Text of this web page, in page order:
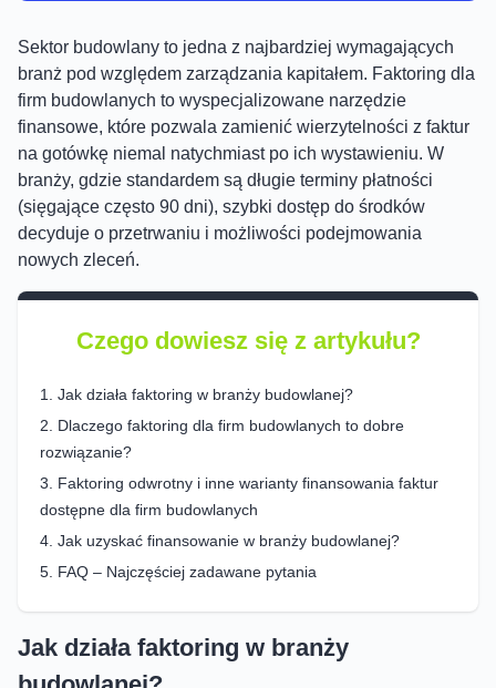
Sektor budowlany to jedna z najbardziej wymagających
branż pod względem zarządzania kapitałem. Faktoring dla
firm budowlanych to wyspecjalizowane narzędzie
finansowe, które pozwala zamienić wierzytelności z faktur
na gotówkę niemal natychmiast po ich wystawieniu. W
branży, gdzie standardem są długie terminy płatności
(sięgające często 90 dni), szybki dostęp do środków
decyduje o przetrwaniu i możliwości podejmowania
nowych zleceń.
Czego dowiesz się z artykułu?
Jak działa faktoring w branży budowlanej?
Dlaczego faktoring dla firm budowlanych to dobre
rozwiązanie?
Faktoring odwrotny i inne warianty finansowania faktur
dostępne dla firm budowlanych
Jak uzyskać finansowanie w branży budowlanej?
FAQ – Najczęściej zadawane pytania
Jak działa faktoring w branży